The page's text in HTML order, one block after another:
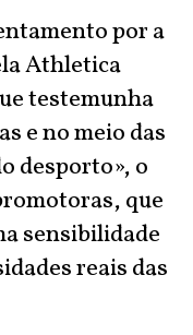
por a
Athletica
testemunha
e no meio das
desporto», o
que
sensibilidade
reais das